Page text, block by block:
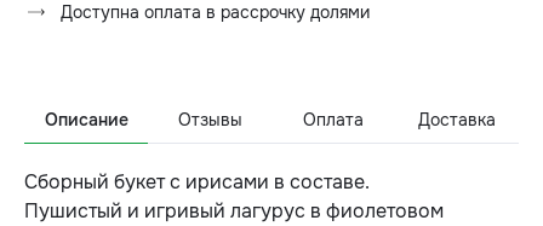
Доступна оплата в рассрочку долями
Описание Отзывы Оплата Доставка
Сборный букет с ирисами в составе.
Пушистый и игривый лагурус в фиолетовом